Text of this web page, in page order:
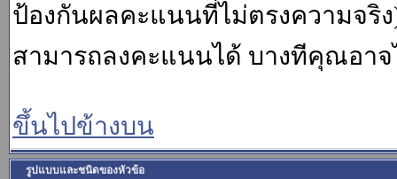
ป้องกันผลคะแนนที่ไม่ตรงความจ
สามารถลงคะแนนได้ บางทีคุณอา
ขึ้นไปข้างบน
รูปแบบและชนิดของหัวข้อ